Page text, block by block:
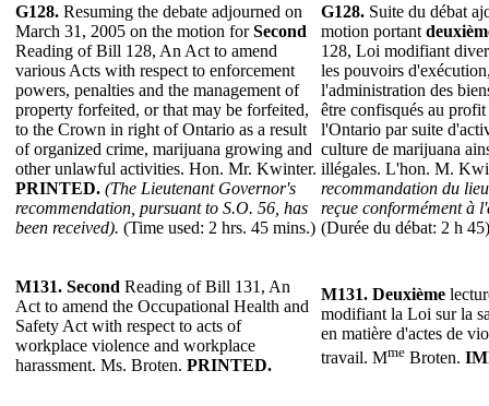
G128. Resuming the debate adjourned on
March 31, 2005 on the motion forSecond
Reading of Bill 128, An Act to amend
various Acts with respect to enforcement
powers, penalties and the management of
property forfeited, or that may be forfeited,
to the Crown in right of Ontario as a result
of organized crime, marijuana growing and
other unlawful activities. Hon. Mr. Kwinter.
PRINTED. (The Lieutenant Governor's
recommendation, pursuant to S.O. 56, has
been received). (Time used: 2 hrs. 45 mins.)
G128. Suite du débat
motion portant
128, Loi modifiant
les pouvoirs
l'administration des
être confisqués au
l'Ontario par suite
culture de marijuana
illégales. L'hon. M.
recommandation du
reçue conformément à
(Durée du débat: 2 h
M131. Second Reading of Bill 131, An
Act to amend the Occupational Health and
Safety Act with respect to acts of
workplace violence and workplace
harassment. Ms. Broten. PRINTED.
M131. Deuxième
modifiant la Loi sur la
en matière d'actes de
travail. Mme Broten.